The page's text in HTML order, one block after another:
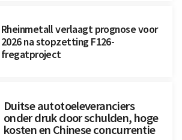
Rheinmetall verlaagt prognose voor
2026 na stopzetting F126-
fregatproject
Duitse autotoeleveranciers
onder druk door schulden, hoge
kosten en Chinese concurrentie